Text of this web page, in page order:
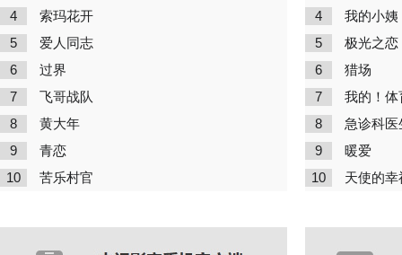
4 索玛花开
5 爱人同志
6 过界
7 飞哥战队
8 黄大年
9 青恋
10 苦乐村官
4 我的小姨
5 极光之恋
6 猎场
7 我的！体
8 急诊科医
9 暖爱
10 天使的幸